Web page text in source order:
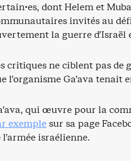
dont Helem et
invités au
la guerre
critiques ne ciblent pas
l’organisme Ga’ava
qui œuvre pour la
exemplesur sa page
l’armée israélienne.